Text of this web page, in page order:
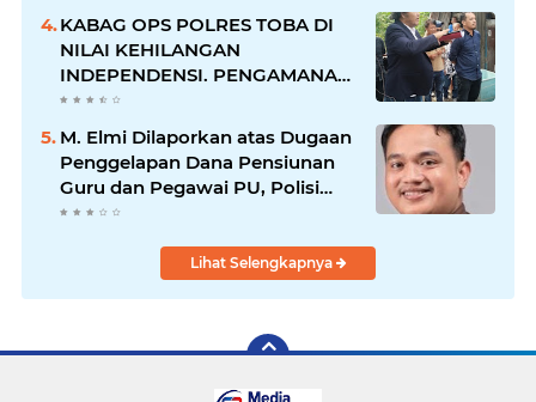
KABAG OPS POLRES TOBA DI
NILAI KEHILANGAN
INDEPENDENSI. PENGAMANAN
PENEMBOKAN TANAH DI
M. Elmi Dilaporkan atas Dugaan
Penggelapan Dana Pensiunan
Guru dan Pegawai PU, Polisi
Pastikan Proses Hukum
Lihat Selengkapnya